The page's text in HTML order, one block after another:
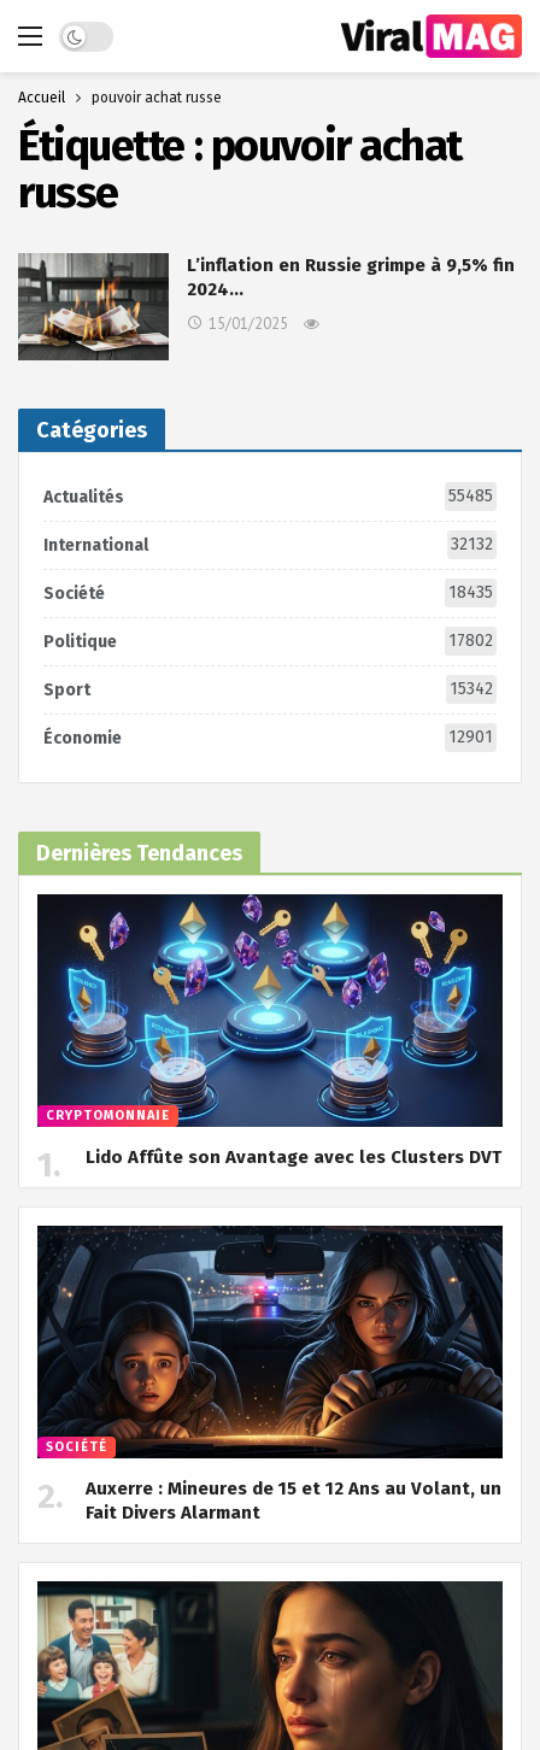
Dark mode
Accueil pouvoir achat russe
Étiquette : pouvoir achat
russe
L’inflation en Russie grimpe à 9,5% fin
2024…
15/01/2025
Catégories
Actualités 55485
International 32132
Société 18435
Politique 17802
Sport 15342
Économie 12901
Dernières Tendances
CRYPTOMONNAIE
Lido Affûte son Avantage avec les Clusters DVT
SOCIÉTÉ
Auxerre : Mineures de 15 et 12 Ans au Volant, un
Fait Divers Alarmant